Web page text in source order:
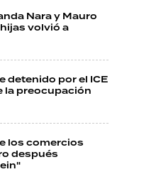
Nara y Mauro
volvió a
detenido por el ICE
la preocupación
los comercios
después